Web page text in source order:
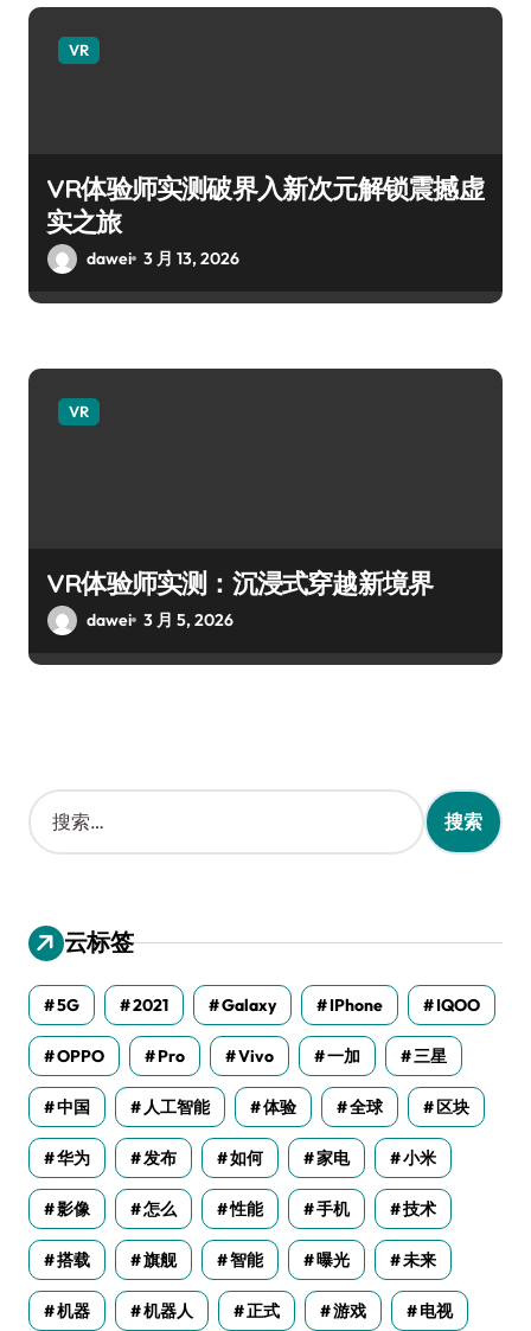
VR
VR体验师实测破界入新次元解锁震撼虚
实之旅
dawei 3 月 13, 2026
VR
VR体验师实测：沉浸式穿越新境界
dawei 3 月 5, 2026
搜
索
：
云标签
5G 2021 Galaxy IPhone IQOO
OPPO Pro Vivo 一加 三星
中国 人工智能 体验 全球 区块
华为 发布 如何 家电 小米
影像 怎么 性能 手机 技术
搭载 旗舰 智能 曝光 未来
机器 机器人 正式 游戏 电视